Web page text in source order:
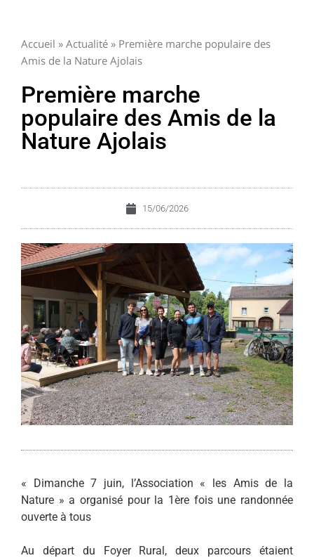
Accueil » Actualité » Première marche populaire des
Amis de la Nature Ajolais
Première marche
populaire des Amis de la
Nature Ajolais
15/06/2026
« Dimanche 7 juin, l’Association « les Amis de la
Nature » a organisé pour la 1ère fois une randonnée
ouverte à tous
Au départ du Foyer Rural, deux parcours étaient